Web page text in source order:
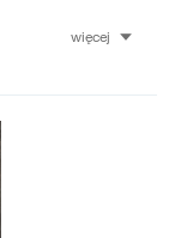
więcej